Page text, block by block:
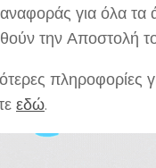
για όλα τα
την Αποστολή
πληροφορίες
εδώ.